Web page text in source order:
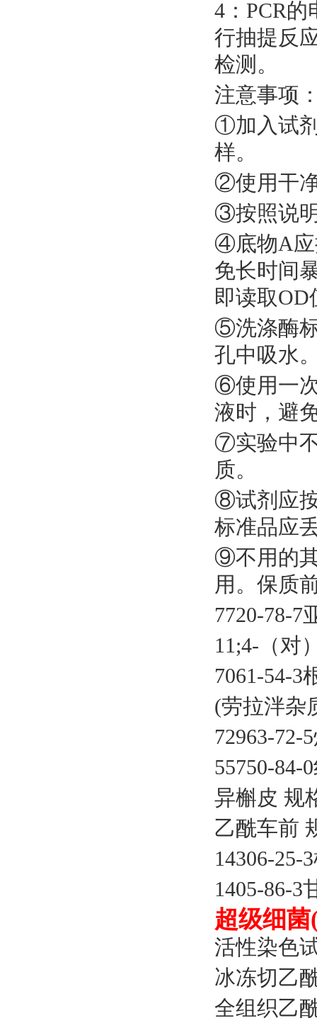
4：PCR
行抽提反
检测。
注意事项
①加入试
样。
②使用干
③按照说
④底物A应
免长时间
即读取OD
⑤洗涤酶
孔中吸水
⑥使用一
液时，避
⑦实验中
质。
⑧试剂应
标准品应
⑨不用的
用。保质
7720-78-7
11;4-（对
7061-54-3
(劳拉泮杂
72963-72-
55750-84-
异槲皮 规
乙酰车前
14306-25-
1405-86-3
超级细菌
活性染色
冰冻切乙
全组织乙